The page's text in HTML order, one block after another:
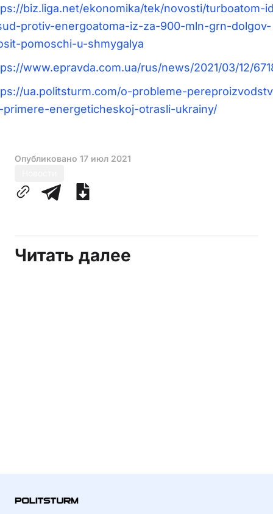
biz.liga.net/ekonomika/tek/novosti/turboatom-
protiv-energoatoma-iz-za-900-mln-grn-dolgov-
pomoschi-u-shmygalya
www.epravda.com.ua/rus/news/2021/03/12/
ua.politsturm.com/o-probleme-
primere-energeticheskoj-otrasli-ukrainy/
Опубликовано 17 июл 2021
Читать далее